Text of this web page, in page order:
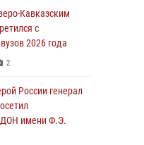
военной
Николая
4
генерал-майор
«Легенды
Кавказским
с
2026 года
2
России генерал
имени Ф.Э.